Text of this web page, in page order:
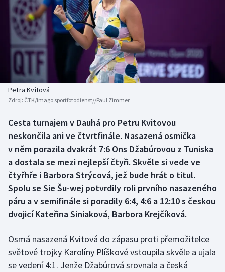
Americký fotbal
Baseball a softbal
Basketbal
Biatlon
Box
Curling
Dostihy
Florbal
Futsal
Golf
NEPŘEHLÉDNĚTE
Soutěže
Historické návraty
Aplikace ČT sport
Petra Kvitová
Zdroj: ČTK/imago sportfotodienst//Paul Zimmer
Cesta turnajem v Dauhá pro Petru Kvitovou
neskončila ani ve čtvrtfinále. Nasazená osmička
v něm porazila dvakrát 7:6 Ons Džabúrovou z Tuniska
a dostala se mezi nejlepší čtyři. Skvěle si vede ve
čtyřhře i Barbora Strýcová, jež bude hrát o titul.
Spolu se Sie Šu-wej potvrdily roli prvního nasazeného
páru a v semifinále si poradily 6:4, 4:6 a 12:10 s českou
dvojicí Kateřina Siniaková, Barbora Krejčíková.
Osmá nasazená Kvitová do zápasu proti přemožitelce
světové trojky Karolíny Plíškové vstoupila skvěle a ujala
se vedení 4:1. Jenže Džabúrová srovnala a česká